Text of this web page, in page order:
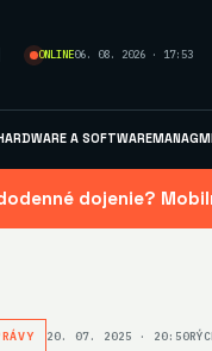
ONLINE06. 08. 2026 · 17:53
A SOFTWARE
dojenie?
20. 07. 2025 · 20:50